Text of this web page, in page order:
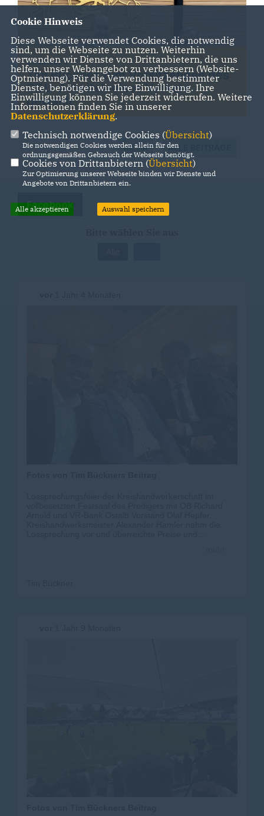
21.05.2026
Tim Bückner zum Vorsitzenden des
CDU-Arbeitskreises Verkehr
gewählt
ALLE BEITRÄGE
MEHR
Facebook
Cookie Hinweis
Diese Webseite verwendet Cookies, die notwendig
sind, um die Webseite zu nutzen. Weiterhin
verwenden wir Dienste von Drittanbietern, die uns
helfen, unser Webangebot zu verbessern (Website-
Optmierung). Für die Verwendung bestimmter
Dienste, benötigen wir Ihre Einwilligung. Ihre
Einwilligung können Sie jederzeit widerrufen. Weitere
Informationen finden Sie in unserer
Datenschutzerklärung.
Technisch notwendige Cookies (Übersicht)
Die notwendigen Cookies werden allein für den
ordnungsgemäßen Gebrauch der Webseite benötigt.
Cookies von Drittanbietern (Übersicht)
Zur Optimierung unserer Webseite binden wir Dienste und
Angebote von Drittanbietern ein.
Alle akzeptieren Auswahl speichern